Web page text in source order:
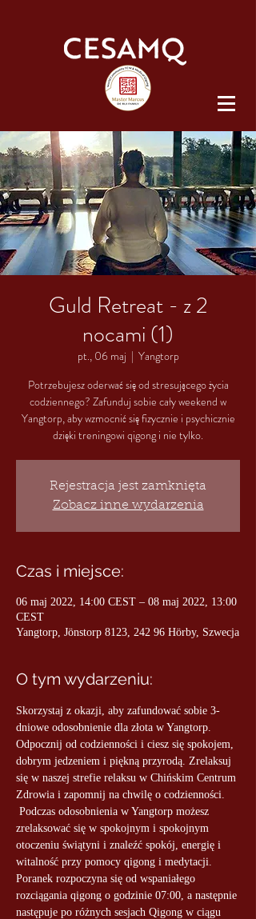
Guld Retreat - z 2
nocami (1)
pt., 06 maj
  |
Yangtorp
Potrzebujesz oderwać się od stresującego życia
codziennego? Zafunduj sobie cały weekend w
Yangtorp, aby wzmocnić się fizycznie i psychicznie
dzięki treningowi qigong i nie tylko.
Rejestracja jest zamknięta
Zobacz inne wydarzenia
Czas i miejsce:
06 maj 2022, 14:00 CEST – 08 maj 2022, 13:00
CEST
Yangtorp, Jönstorp 8123, 242 96 Hörby, Szwecja
O tym wydarzeniu:
Skorzystaj z okazji, aby zafundować sobie 3-
dniowe odosobnienie dla złota w Yangtorp.
Odpocznij od codzienności i ciesz się spokojem,
dobrym jedzeniem i piękną przyrodą. Zrelaksuj
się w naszej strefie relaksu w Chińskim Centrum
Zdrowia i zapomnij na chwilę o codzienności.
zrelaksować się w spokojnym i spokojnym
otoczeniu świątyni i znaleźć spokój, energię i
witalność przy pomocy qigong i medytacji.
Poranek rozpoczyna się od wspaniałego
rozciągania qigong o godzinie 07:00, a następnie
następuje po różnych sesjach Qigong w ciągu